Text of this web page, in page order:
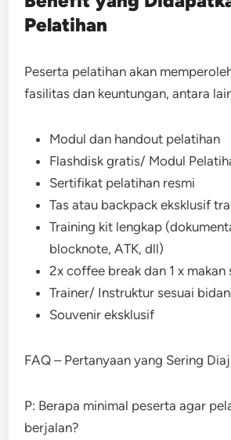
Pelatihan
Peserta pelatihan akan
fasilitas dan keuntungan, antara
Modul dan handout pelatihan
Flashdisk gratis/ Modul
Sertifikat pelatihan resmi
Tas atau backpack eksklusif
Training kit lengkap
blocknote, ATK, dll)
2x coffee break dan 1 x makan
Trainer/ Instruktur sesuai
Souvenir eksklusif
FAQ – Pertanyaan yang Sering
P: Berapa minimal peserta agar
berjalan?